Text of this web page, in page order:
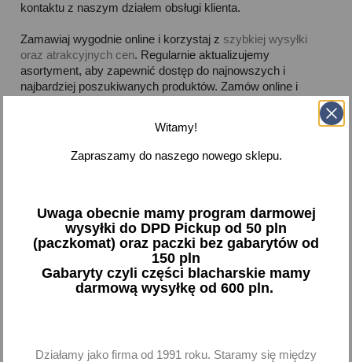
kontaktu z naszym działem obsługi klienta.
Zamawiaj wygodnie online i korzystaj zszybkiej wysyłki
oraz atrakcyjnych cen. Regularnie aktualizujemy
asortyment, aby zapewnić dostęp do najnowszych i
najbardziej poszukiwanych produktów. Zamów online i
Dostępne 
favorite_border favorite_border
Witamy!
Zapraszamy do naszego nowego sklepu.
Uwaga obecnie mamy program darmowej
wysyłki do DPD Pickup od 50 pln
(paczkomat) oraz paczki bez gabarytów od
150 pln
Gabaryty czyli części blacharskie mamy
darmową wysyłkę od 600 pln.
Działamy jako firma od 1991 roku. Staramy się między